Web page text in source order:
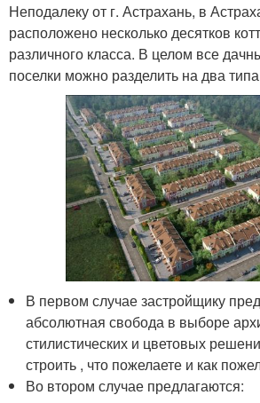
Неподалеку от г. Астрахань, в
расположено несколько десятков
различного класса. В целом все
поселки можно разделить на два
В первом случае застройщику
абсолютная свобода в выборе
стилистических и цветовых
строить , что пожелаете и как
Во втором случае предлагаются: